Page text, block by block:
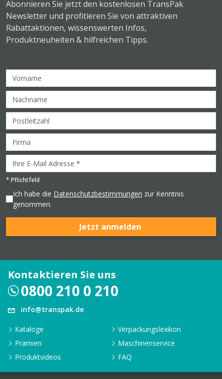
Abonnieren Sie jetzt den kostenlosen TransPak
Newsletter und profitieren Sie von attraktiven
Rabattaktionen, wissenswerten Infos,
Produktneuheiten & hilfreichen Tipps.
* Pflichtfeld
Ich habe die Datenschutzbestimmungen zur Kenntnis
genommen.
Jetzt anmelden
Kontaktieren Sie uns
0800 210 0 210
info@transpak.de
Kataloge
Verpackungslexikon
Prämien
Maschinenservice
Produktvideos
FAQ